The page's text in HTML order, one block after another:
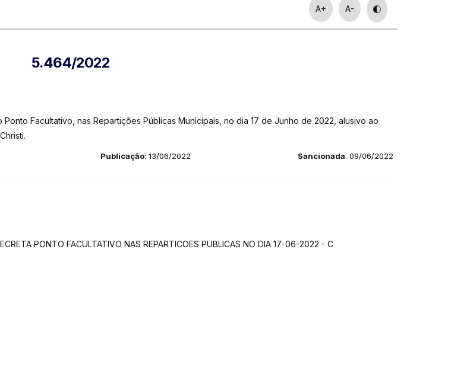
A+ A-
5.464/2022
Ponto Facultativo, nas Repartições Públicas Municipais, no dia 17 de Junho de 2022, alusivo ao
Christi.
Publicação: 13/06/2022 Sancionada: 09/06/2022
PONTO FACULTATIVO NAS REPARTICOES PUBLICAS NO DIA 17-06-2022 - C